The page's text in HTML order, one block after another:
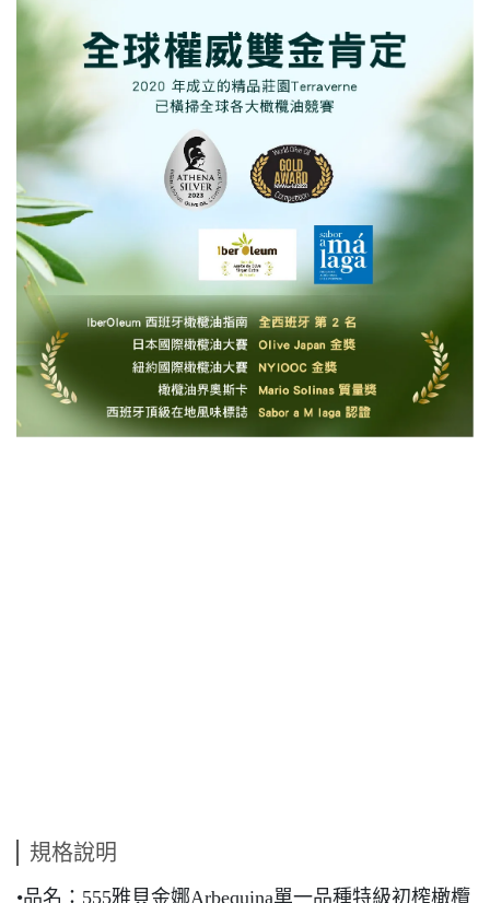
規格說明
•品名：555雅貝金娜Arbequina單一品種特級初榨橄欖